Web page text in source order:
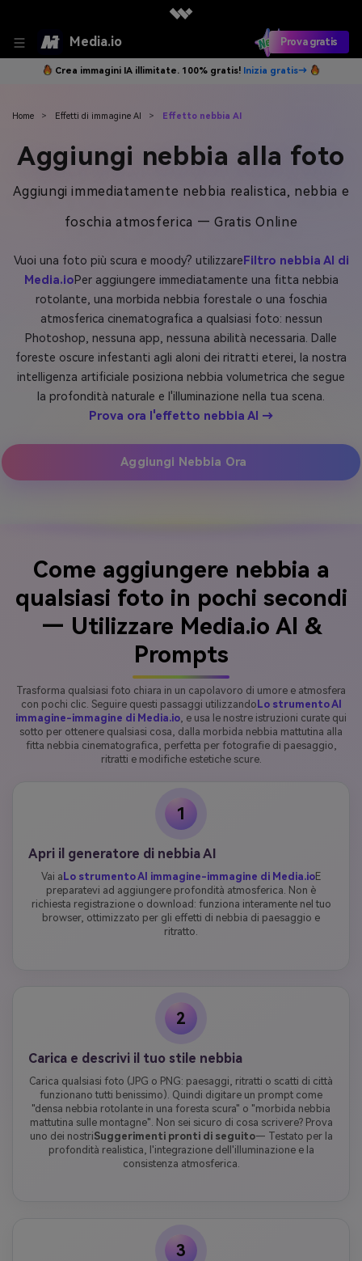
Media.io Prova gratis
Crea immagini IA illimitate. 100% gratis! Inizia gratis→
Home > Effetti di immagine AI > Effetto nebbia AI
Aggiungi nebbia alla foto
Aggiungi immediatamente nebbia realistica, nebbia e
foschia atmosferica — Gratis Online
Vuoi una foto più scura e moody? utilizzare Filtro nebbia AI di
Media.ioPer aggiungere immediatamente una fitta nebbia
rotolante, una morbida nebbia forestale o una foschia
atmosferica cinematografica a qualsiasi foto: nessun
Photoshop, nessuna app, nessuna abilità necessaria. Dalle
foreste oscure infestanti agli aloni dei ritratti eterei, la nostra
intelligenza artificiale posiziona nebbia volumetrica che segue
la profondità naturale e l'illuminazione nella tua scena.
Prova ora l'effetto nebbia AI →
Aggiungi Nebbia Ora
Come aggiungere nebbia a
qualsiasi foto in pochi secondi
— Utilizzare Media.io AI &
Prompts
Trasforma qualsiasi foto chiara in un capolavoro di umore e atmosfera
con pochi clic. Seguire questi passaggi utilizzando Lo strumento AI
immagine-immagine di Media.io , e usa le nostre istruzioni curate qui
sotto per ottenere qualsiasi cosa, dalla morbida nebbia mattutina alla
fitta nebbia cinematografica, perfetta per fotografie di paesaggio,
ritratti e modifiche estetiche scure.
1
Apri il generatore di nebbia AI
Vai a Lo strumento AI immagine-immagine di Media.ioE
preparatevi ad aggiungere profondità atmosferica. Non è
richiesta registrazione o download: funziona interamente nel tuo
browser, ottimizzato per gli effetti di nebbia di paesaggio e
ritratto.
2
Carica e descrivi il tuo stile nebbia
Carica qualsiasi foto (JPG o PNG: paesaggi, ritratti o scatti di città
funzionano tutti benissimo). Quindi digitare un prompt come
"densa nebbia rotolante in una foresta scura" o "morbida nebbia
mattutina sulle montagne". Non sei sicuro di cosa scrivere? Prova
uno dei nostriSuggerimenti pronti di seguito— Testato per la
profondità realistica, l'integrazione dell'illuminazione e la
consistenza atmosferica.
3